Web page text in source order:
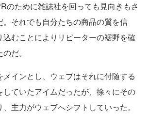
のために雑誌社を回っても見向きもさ
。それでも自分たちの商品の質を信
込むことによりリピーターの裾野を確
だ。
インとし、ウェブはそれに付随する
していたアイムだったが、徐々にその
主力がウェブへシフトしていった。